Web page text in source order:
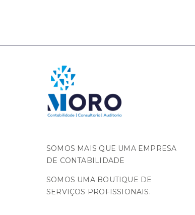
SOMOS MAIS QUE UMA EMPRESA
DE CONTABILIDADE
SOMOS UMA BOUTIQUE DE
SERVIÇOS PROFISSIONAIS.